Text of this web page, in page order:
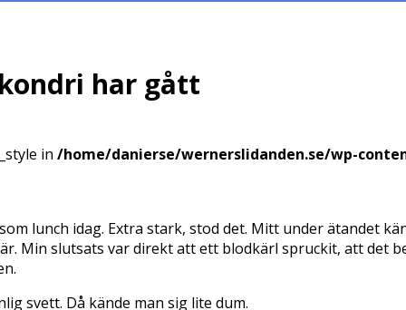
har gått
in /home/danierse/wernerslidanden.se/wp-
lunch idag. Extra stark, stod det. Mitt under ätandet
Min slutsats var direkt att ett blodkärl spruckit, att det
svett. Då kände man sig lite dum.